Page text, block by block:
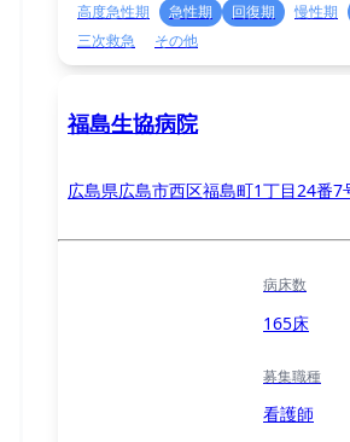
高度急性期 急性期 回復期 慢性期
三次救急
その他
福島生協病院
広島県広島市西区福島町1丁目24番7
病床数
165床
募集職種
看護師